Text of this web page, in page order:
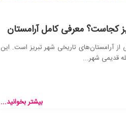
کجاست؟ معرفی کامل آرامستان
از آرامستان‌های تاریخی شهر تبریز است. این
قدیمی شهر...
بیشتر بخوانید...